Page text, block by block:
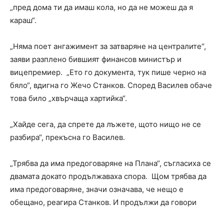
„пред дома ти да имаш кола, но да не можеш да я
караш“.
„Няма поет ангажимент за затваряне на централите“,
заяви разплено бившият финансов министър и
вицепремиер. „Ето го документа, тук пише черно на
бяло“, вдигна го Жечо Станков. Според Василев обаче
това било „хвърчаща хартийка“.
„Хайде сега, да спрете да лъжете, щото нищо не се
разбира“, прекъсна го Василев.
„Трябва да има предоговаряне на Плана“, съгласиха се
двамата докато продължаваха спора. Щом трябва да
има предоговаряне, значи означава, че нещо е
обещано, реагира Станков. И продължи да говори